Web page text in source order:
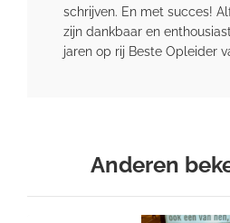
schrijven. En met succes!
zijn dankbaar en
jaren op rij Beste Opleider
Anderen